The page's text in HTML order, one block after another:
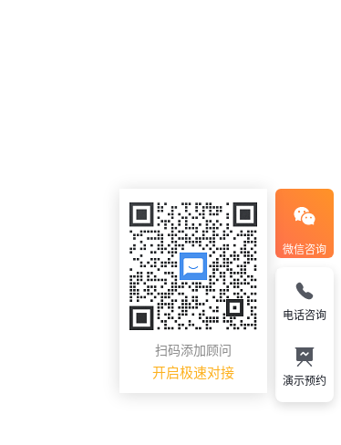
微信咨询
扫码添加顾问
开启极速对接
电话咨询
演示预约